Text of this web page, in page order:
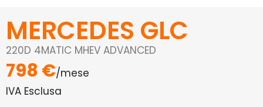
MERCEDES GLC
220D 4MATIC MHEV ADVANCED
798 €/mese
IVA Esclusa